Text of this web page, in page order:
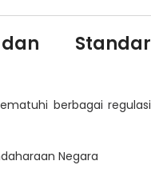
Standar
berbagai regulasi
Negara